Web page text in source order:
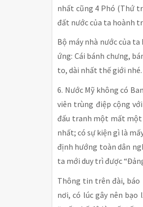
nhất cũng 4 Phó (Thứ
đất nước của ta hoành
Bộ máy nhà nước của
ứng: Cái bánh chưng,
to, dài nhất thế giới
6. Nước Mỹ không có
viên trùng điệp cộng
đấu tranh một mất một
nhất; có sự kiện gì là
định hướng toàn dân
ta mới duy trì được
Thông tin trên đài, báo
nơi, có lúc gây nên bạo